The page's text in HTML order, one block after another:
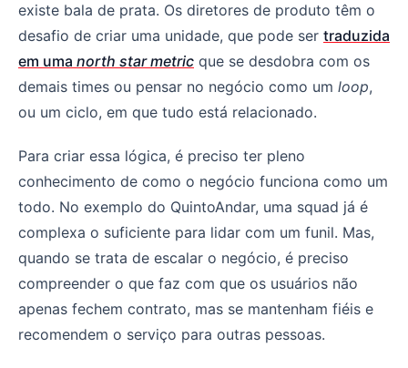
existe bala de prata. Os diretores de produto têm o
desafio de criar uma unidade, que pode ser traduzida
em uma north star metric que se desdobra com os
demais times ou pensar no negócio como um loop,
ou um ciclo, em que tudo está relacionado.
Para criar essa lógica, é preciso ter pleno
conhecimento de como o negócio funciona como um
todo. No exemplo do QuintoAndar, uma squad já é
complexa o suficiente para lidar com um funil. Mas,
quando se trata de escalar o negócio, é preciso
compreender o que faz com que os usuários não
apenas fechem contrato, mas se mantenham fiéis e
recomendem o serviço para outras pessoas.